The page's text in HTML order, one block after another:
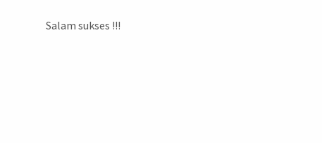
Salam sukses !!!